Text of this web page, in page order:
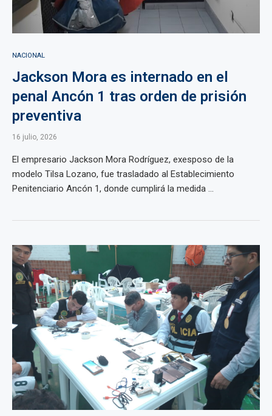
NACIONAL
Jackson Mora es internado en el
penal Ancón 1 tras orden de prisión
preventiva
16 julio, 2026
El empresario Jackson Mora Rodríguez, exesposo de la
modelo Tilsa Lozano, fue trasladado al Establecimiento
Penitenciario Ancón 1, donde cumplirá la medida ...